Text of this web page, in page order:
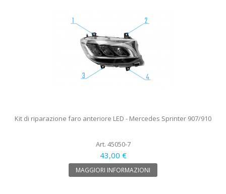
Kit di riparazione faro anteriore LED - Mercedes Sprinter 907/910
Art. 45050-7
43,00 €
MAGGIORI INFORMAZIONI